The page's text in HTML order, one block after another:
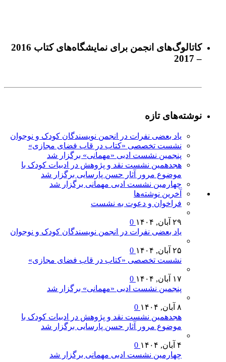
كاتالوگ‌های انجمن برای نمايشگاه‌های كتاب 2016
– 2017
نوشته‌های تازه
یاد بعضی نفرات در انجمن نویسندگان کودک و نوجوان
نشست تخصصی «کتاب در قاب فضای مجازی»
پنجمین نشست ادبی «مهمانی» برگزار شد
هجدهمین نشست نقد و پژوهش در ادبیات کودک با
موضوع مرور آثار حسن پارسایی برگزار شد
چهارمین نشست ادبی مهمانی برگزار شد
آخرين‌ نوشته‌ها
فراخوان و دعوت به نشست
۲۹ آبان, ۱۴۰۴
یاد بعضی نفرات در انجمن نویسندگان کودک و نوجوان
۲۵ آبان, ۱۴۰۴
نشست تخصصی «کتاب در قاب فضای مجازی»
۱۷ آبان, ۱۴۰۴
پنجمین نشست ادبی «مهمانی» برگزار شد
۸ آبان, ۱۴۰۴
هجدهمین نشست نقد و پژوهش در ادبیات کودک با
موضوع مرور آثار حسن پارسایی برگزار شد
۴ آبان, ۱۴۰۴
چهارمین نشست ادبی مهمانی برگزار شد